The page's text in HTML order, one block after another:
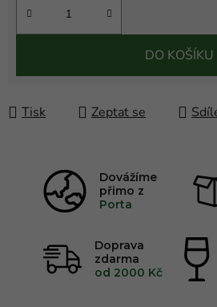
DO KOŠÍKU
Tisk Zeptat se
Dovážíme
přimo z
Porta
Doprava
zdarma
od 2000 Kč
FOOD
PLATTER
LINEICONS